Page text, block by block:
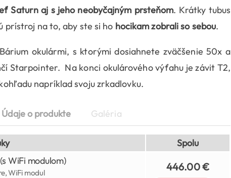
Saturn aj s jeho neobyčajným prsteňom. Krátky tubus
prístroj na to, aby ste si ho hocikam zobrali so sebou.
okulármi, s ktorými dosiahnete zväčšenie 50x a
Starpointer. Na konci okulárového výťahu je závit T2,
napríklad svoju zrkadlovku.
Údaje o produkte Galéria
Spolu
WiFi modulom)
WiFi modul 446.00 €